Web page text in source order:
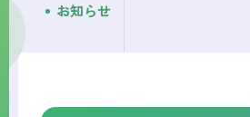
お知らせ